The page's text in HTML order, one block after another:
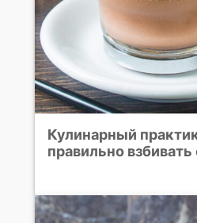
Кулинарный
правильно взбивать